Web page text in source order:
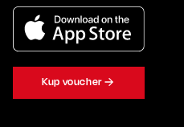
Kup voucher